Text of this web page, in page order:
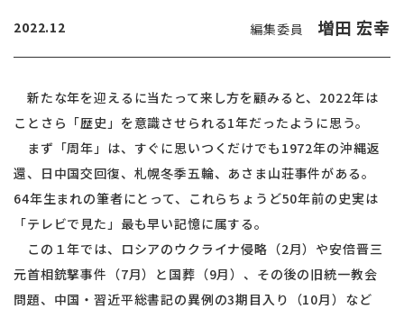
2022.12 編集委員 増田 宏幸
新たな年を迎えるに当たって来し方を顧みると、2022年は
ことさら「歴史」を意識させられる1年だったように思う。
まず「周年」は、すぐに思いつくだけでも1972年の沖縄返
還、日中国交回復、札幌冬季五輪、あさま山荘事件がある。
64年生まれの筆者にとって、これらちょうど50年前の史実は
「テレビで見た」最も早い記憶に属する。
この１年では、ロシアのウクライナ侵略（2月）や安倍晋三
元首相銃撃事件（7月）と国葬（9月）、その後の旧統一教会
問題、中国・習近平総書記の異例の3期目入り（10月）など